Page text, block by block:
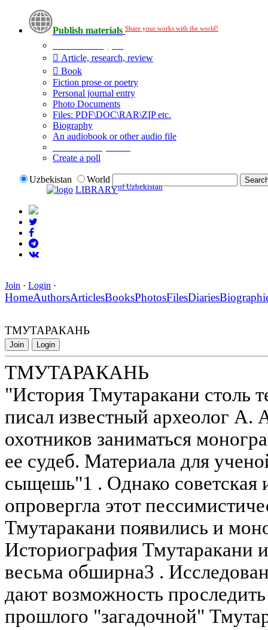
Publish materials Share your works with the world!
Article, research, review
Book
Fiction prose or poetry
Personal journal entry
Photo Documents
Files: PDF\DOC\RAR\ZIP etc.
Biography
An audiobook or other audio file
Create a poll
Uzbekistan
World
LIBRARYof Uzbekistan
Join · Login ·
HomeAuthorsArticlesBooksPhotosFilesDiaries
ТМУТАРАКАНЬ
Join Login
ТМУТАРАКАНЬ
"История Тмутаракани столь
писал известный археолог А.
охотников заниматься
ее судеб. Материала для
сыщешь"1 . Однако советская
опровергла этот
Тмутаракани появились и
Историография Тмутаракани
весьма обширна3 .
дают возможность
прошлого "загадочной"